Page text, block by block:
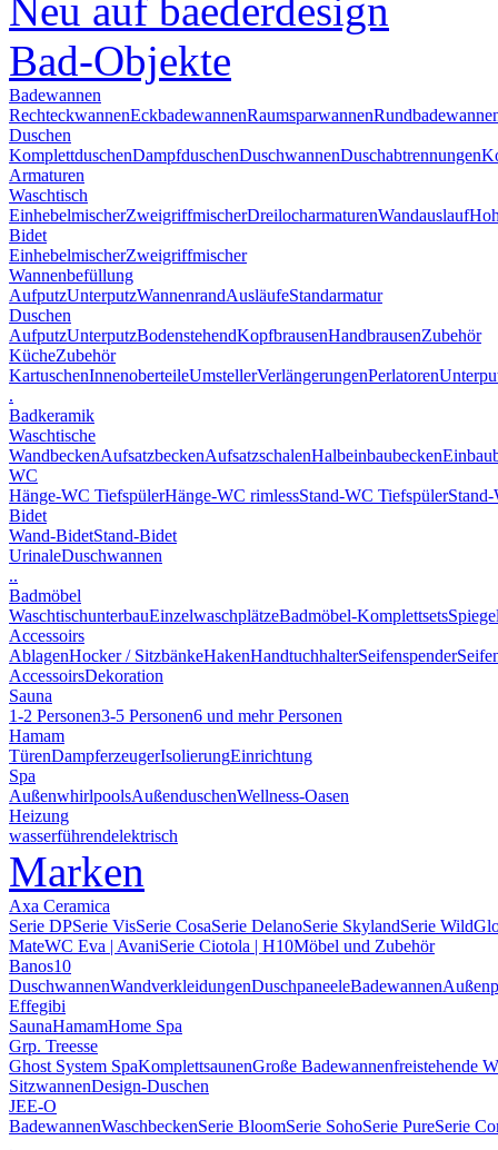
Neu auf baederdesign
Bad-Objekte
Badewannen
RechteckwannenEckbadewannenRaumsparwannen
Duschen
KomplettduschenDampfduschenDuschwannenDuschabtrennungen
Armaturen
Waschtisch
EinhebelmischerZweigriffmischerDreilocharmaturenWandauslauf
Bidet
EinhebelmischerZweigriffmischer
Wannenbefüllung
AufputzUnterputzWannenrandAusläufeStandarmatur
Duschen
AufputzUnterputzBodenstehendKopfbrausenHandbrausenZubehör
KücheZubehör
KartuschenInnenoberteileUmstellerVerlängerungenPerlatoren
.
Badkeramik
Waschtische
WandbeckenAufsatzbeckenAufsatzschalenHalbeinbaubecken
WC
Hänge-WC TiefspülerHänge-WC rimlessStand-WC Tiefspüler
Bidet
Wand-BidetStand-Bidet
UrinaleDuschwannen
..
Badmöbel
WaschtischunterbauEinzelwaschplätzeBadmöbel-Komplettsets
Accessoirs
AblagenHocker / SitzbänkeHakenHandtuchhalterSeifenspender
AccessoirsDekoration
Sauna
1-2 Personen3-5 Personen6 und mehr Personen
Hamam
TürenDampferzeugerIsolierungEinrichtung
Spa
AußenwhirlpoolsAußenduschenWellness-Oasen
Heizung
wasserführendelektrisch
Marken
Axa Ceramica
Serie DPSerie VisSerie CosaSerie DelanoSerie SkylandSerie Wild
MateWC Eva | AvaniSerie Ciotola | H10Möbel und Zubehör
Banos10
DuschwannenWandverkleidungenDuschpaneeleBadewannen
Effegibi
SaunaHamamHome Spa
Grp. Treesse
Ghost System SpaKomplettsaunenGroße Badewannenfreistehende
SitzwannenDesign-Duschen
JEE-O
BadewannenWaschbeckenSerie BloomSerie SohoSerie PureSerie
.